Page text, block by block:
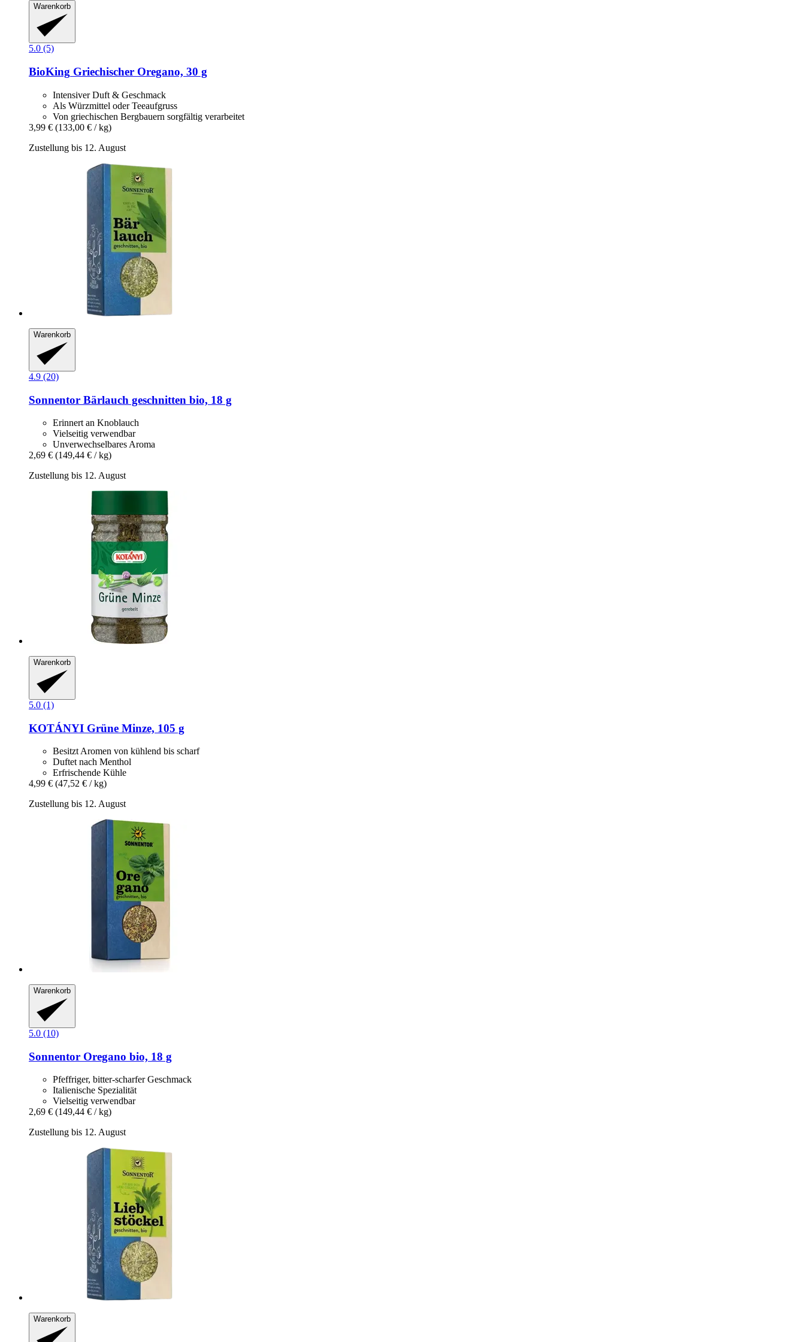
Warenkorb
5.0 (5)
BioKing Griechischer Oregano, 30 g
Intensiver Duft & Geschmack
Als Würzmittel oder Teeaufgruss
Von griechischen Bergbauern sorgfältig verarbeitet
3,99 € (133,00 € / kg)
Zustellung bis 12. August
Warenkorb
4.9 (20)
Sonnentor Bärlauch geschnitten bio, 18 g
Erinnert an Knoblauch
Vielseitig verwendbar
Unverwechselbares Aroma
2,69 € (149,44 € / kg)
Zustellung bis 12. August
Warenkorb
5.0 (1)
KOTÁNYI Grüne Minze, 105 g
Besitzt Aromen von kühlend bis scharf
Duftet nach Menthol
Erfrischende Kühle
4,99 € (47,52 € / kg)
Zustellung bis 12. August
Warenkorb
5.0 (10)
Sonnentor Oregano bio, 18 g
Pfeffriger, bitter-scharfer Geschmack
Italienische Spezialität
Vielseitig verwendbar
2,69 € (149,44 € / kg)
Zustellung bis 12. August
Warenkorb